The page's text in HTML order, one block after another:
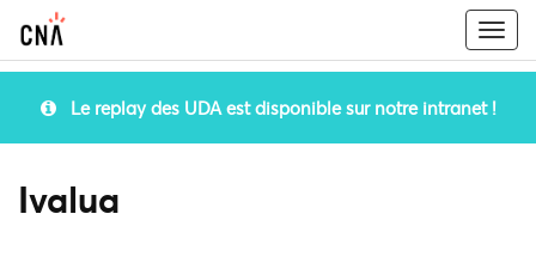
Le replay des UDA est disponible sur notre intranet !
Ivalua